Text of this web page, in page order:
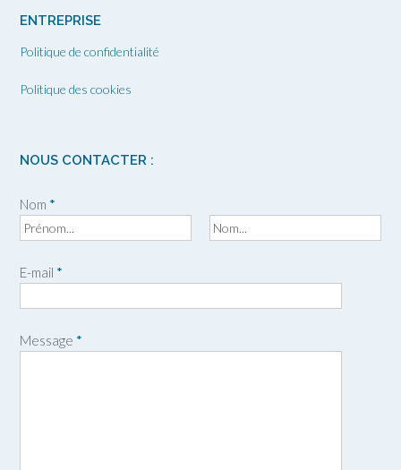
ENTREPRISE
Politique de confidentialité
Politique des cookies
NOUS CONTACTER :
Nom *
é
E-mail *
Message *